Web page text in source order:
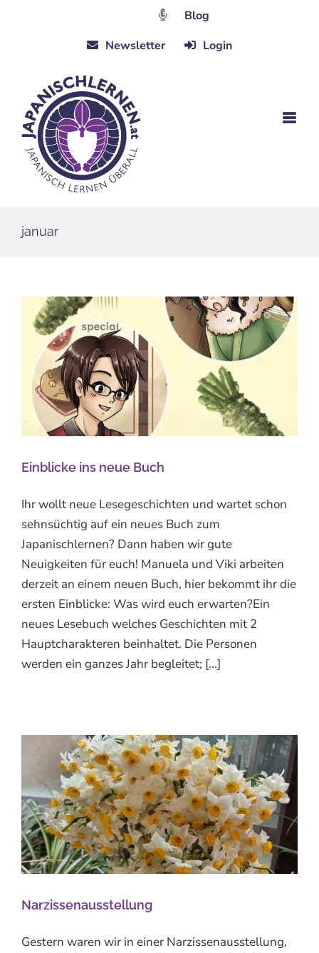
Blog
Newsletter
Login
januar
Einblicke ins neue Buch
Ihr wollt neue Lesegeschichten und wartet schon
sehnsüchtig auf ein neues Buch zum
Japanischlernen? Dann haben wir gute
Neuigkeiten für euch! Manuela und Viki arbeiten
derzeit an einem neuen Buch, hier bekommt ihr die
ersten Einblicke: Was wird euch erwarten?Ein
neues Lesebuch welches Geschichten mit 2
Hauptcharakteren beinhaltet. Die Personen
werden ein ganzes Jahr begleitet; [...]
Narzissenausstellung
Gestern waren wir in einer Narzissenausstellung,